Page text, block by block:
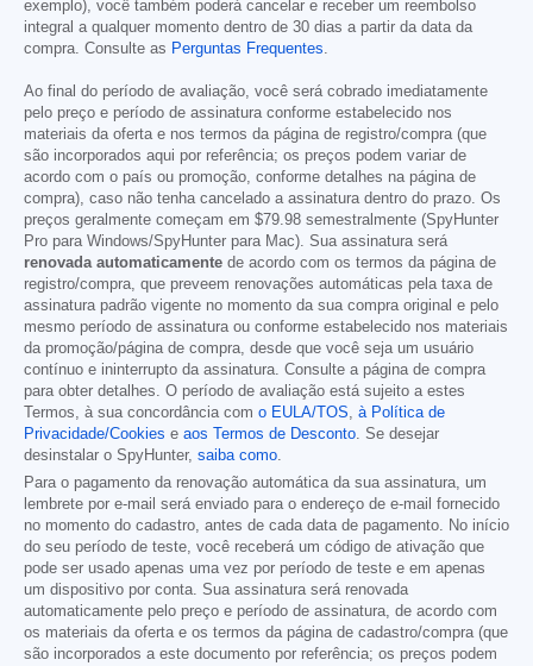
exemplo), você também poderá cancelar e receber um reembolso
integral a qualquer momento dentro de 30 dias a partir da data da
compra. Consulte as Perguntas Frequentes.
Ao final do período de avaliação, você será cobrado imediatamente
pelo preço e período de assinatura conforme estabelecido nos
materiais da oferta e nos termos da página de registro/compra (que
são incorporados aqui por referência; os preços podem variar de
acordo com o país ou promoção, conforme detalhes na página de
compra), caso não tenha cancelado a assinatura dentro do prazo. Os
preços geralmente começam em $79.98 semestralmente (SpyHunter
Pro para Windows/SpyHunter para Mac). Sua assinatura será
renovada automaticamente de acordo com os termos da página de
registro/compra, que preveem renovações automáticas pela taxa de
assinatura padrão vigente no momento da sua compra original e pelo
mesmo período de assinatura ou conforme estabelecido nos materiais
da promoção/página de compra, desde que você seja um usuário
contínuo e ininterrupto da assinatura. Consulte a página de compra
para obter detalhes. O período de avaliação está sujeito a estes
Termos, à sua concordância com o EULA/TOS, à Política de
Privacidade/Cookies e aos Termos de Desconto. Se desejar
desinstalar o SpyHunter, saiba como.
Para o pagamento da renovação automática da sua assinatura, um
lembrete por e-mail será enviado para o endereço de e-mail fornecido
no momento do cadastro, antes de cada data de pagamento. No início
do seu período de teste, você receberá um código de ativação que
pode ser usado apenas uma vez por período de teste e em apenas
um dispositivo por conta. Sua assinatura será renovada
automaticamente pelo preço e período de assinatura, de acordo com
os materiais da oferta e os termos da página de cadastro/compra (que
são incorporados a este documento por referência; os preços podem